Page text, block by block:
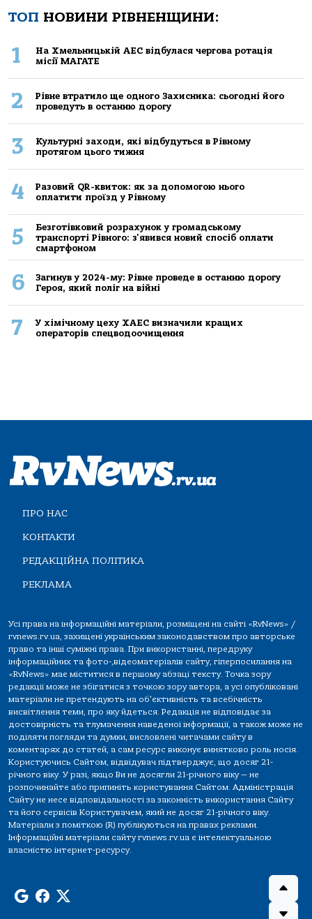
ТОП НОВИНИ РІВНЕНЩИНИ:
1
На Хмельницькій АЕС відбулася чергова ротація
місії МАГАТЕ
2
Рівне втратило ще одного Захисника: сьогодні його
проведуть в останню дорогу
3
Культурні заходи, які відбудуться в Рівному
протягом цього тижня
4
Разовий QR-квиток: як за допомогою нього
оплатити проїзд у Рівному
5
Безготівковий розрахунок у громадському
транспорті Рівного: з'явився новий спосіб оплати
смартфоном
6
Загинув у 2024-му: Рівне проведе в останню дорогу
Героя, який поліг на війні
7
У хімічному цеху ХАЕС визначили кращих
операторів спецводоочищення
ПРО НАС
КОНТАКТИ
РЕДАКЦІЙНА ПОЛІТИКА
РЕКЛАМА
Усі права на інформаційні матеріали, розміщені на сайті «RvNews» /
rvnews.rv.ua, захищені українським законодавством про авторське
право та інші суміжні права. При використанні, передруку
інформаційних та фото-,відеоматеріалів сайту, гіперпосилання на
«RvNews» має міститися в першому абзаці тексту. Точка зору
редакції може не збігатися з точкою зору автора, а усі опубліковані
матеріали не претендують на об'єктивність та всебічність
висвітлення теми, про яку йдеться. Редакція не відповідає за
достовірність та тлумачення наведеної інформації, а також може не
поділяти погляди та думки, висловлені читачами сайту в
коментарях до статей, а сам ресурс виконує винятково роль носія.
Користуючись Сайтом, відвідувач підтверджує, що досяг 21-
річного віку. У разі, якщо Ви не досягли 21-річного віку — не
розпочинайте або припиніть користування Сайтом. Адміністрація
Сайту не несе відповідальності за законність використання Сайту
та його сервісів Користувачем, який не досяг 21-річного віку.
Матеріали з поміткою (R) публікуються на правах реклами.
Інформаційні матеріали сайту rvnews.rv.ua є інтелектуальною
власністю інтернет-ресурсу.